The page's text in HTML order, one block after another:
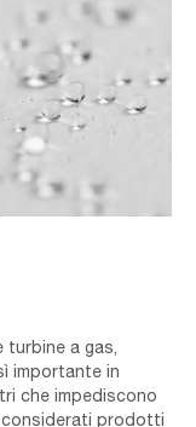
turbine a gas,
importante in
che impediscono
considerati prodotti